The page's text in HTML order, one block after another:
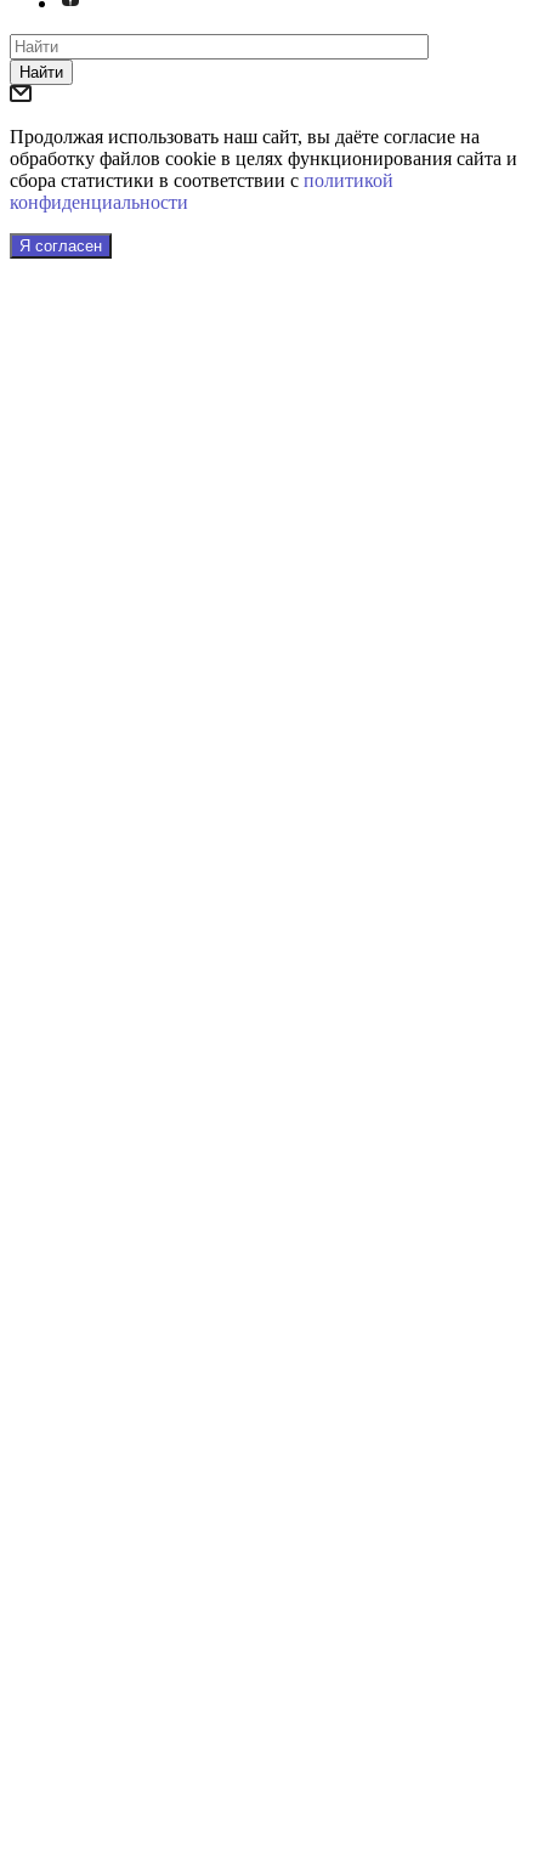
Найти
Продолжая использовать наш сайт, вы даёте согласие на
обработку файлов cookie в целях функционирования сайта и
сбора статистики в соответствии с политикой
конфиденциальности
Я согласен